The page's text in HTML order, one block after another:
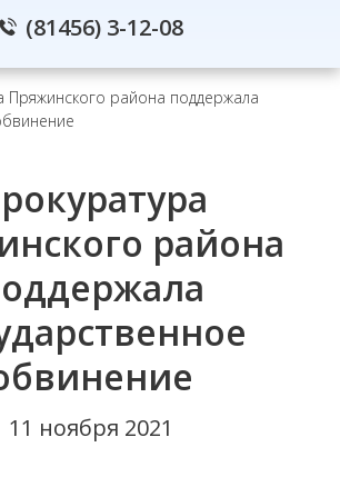
(81456) 3-12-08
Пряжинского района поддержала
района
11 ноября 2021